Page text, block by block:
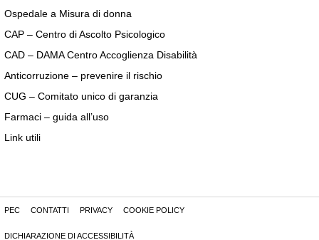
Ospedale a Misura di donna
CAP – Centro di Ascolto Psicologico
CAD – DAMA Centro Accoglienza Disabilità
Anticorruzione – prevenire il rischio
CUG – Comitato unico di garanzia
Farmaci – guida all’uso
Link utili
PEC CONTATTI PRIVACY COOKIE POLICY
DICHIARAZIONE DI ACCESSIBILITÀ